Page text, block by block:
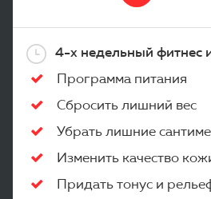
4-х недельный фитнес
Программа питания
Сбросить лишний вес
Убрать лишние
Изменить качество
Придать тонус и